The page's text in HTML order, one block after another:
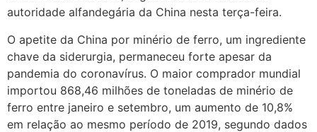
autoridade alfandegária da China nesta terça-feira.
O apetite da China por minério de ferro, um ingrediente
chave da siderurgia, permaneceu forte apesar da
pandemia do coronavírus. O maior comprador mundial
importou 868,46 milhões de toneladas de minério de
ferro entre janeiro e setembro, um aumento de 10,8%
em relação ao mesmo período de 2019, segundo dados